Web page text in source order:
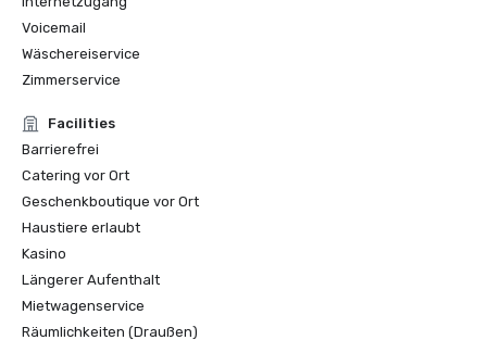
Voicemail
Wäschereiservice
Zimmerservice
Facilities
Barrierefrei
Catering vor Ort
Geschenkboutique vor Ort
Haustiere erlaubt
Kasino
Längerer Aufenthalt
Mietwagenservice
Räumlichkeiten (Draußen)